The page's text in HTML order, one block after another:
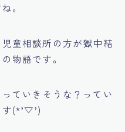
。
童相談所の方が獄中結
物語です。
ていきそうな？ってい
(*’▽’)